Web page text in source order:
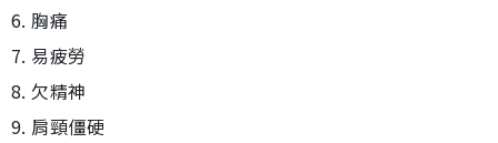
6. 胸痛
7. 易疲勞
8. 欠精神
9. 肩頸僵硬